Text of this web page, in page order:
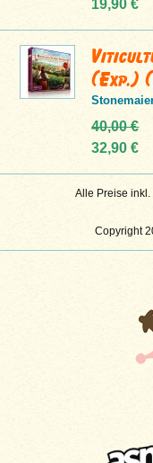
Copyright
19,90 €
(Exp.)
40,00 €
32,90 €
Alle Preise inkl.